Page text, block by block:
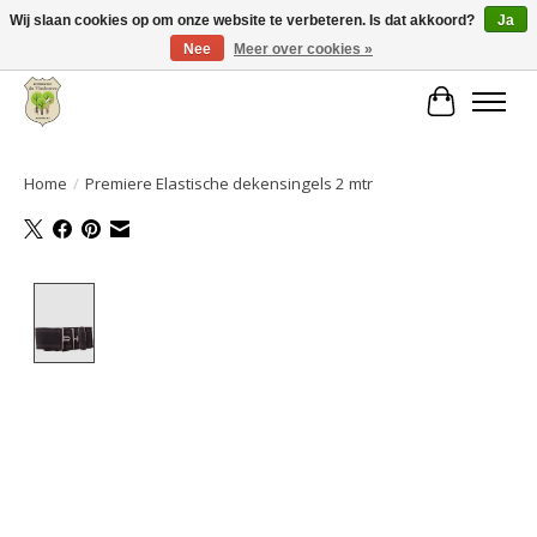
Grote keuze aan producten en snelle verzending!
Home / Premiere Elastische dekensingels 2 mtr
Wij slaan cookies op om onze website te verbeteren. Is dat akkoord?
Ja
Nee
Meer over cookies »